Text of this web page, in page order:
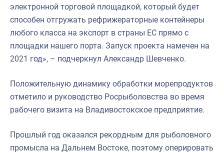
электронной торговой площадкой, который будет
способен отгружать рефрижераторные контейнеры
любого класса на экспорт в страны ЕС прямо с
площадки нашего порта. Запуск проекта намечен на
2021 год», – подчеркнул Александр Шевченко.
Положительную динамику обработки морепродуктов
отметило и руководство Росрыболовства во время
рабочего визита на Владивостокское предприятие.
Прошлый год оказался рекордным для рыболовного
промысла на Дальнем Востоке, поэтому оперировать